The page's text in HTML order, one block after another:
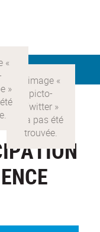
Rub Pratique 4